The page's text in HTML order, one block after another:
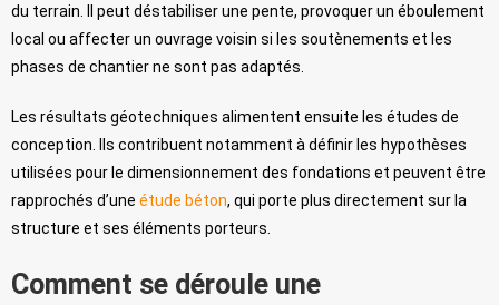
du terrain. Il peut déstabiliser une pente, provoquer un éboulement
local ou affecter un ouvrage voisin si les soutènements et les
phases de chantier ne sont pas adaptés.
Les résultats géotechniques alimentent ensuite les études de
conception. Ils contribuent notamment à définir les hypothèses
utilisées pour le dimensionnement des fondations et peuvent être
rapprochés d’une étude béton, qui porte plus directement sur la
structure et ses éléments porteurs.
Comment se déroule une